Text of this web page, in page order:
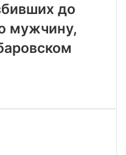
до
мужчину,